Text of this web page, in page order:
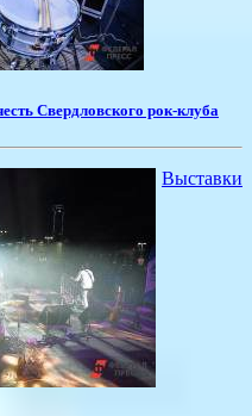
Свердловского рок-клуба
Выставки